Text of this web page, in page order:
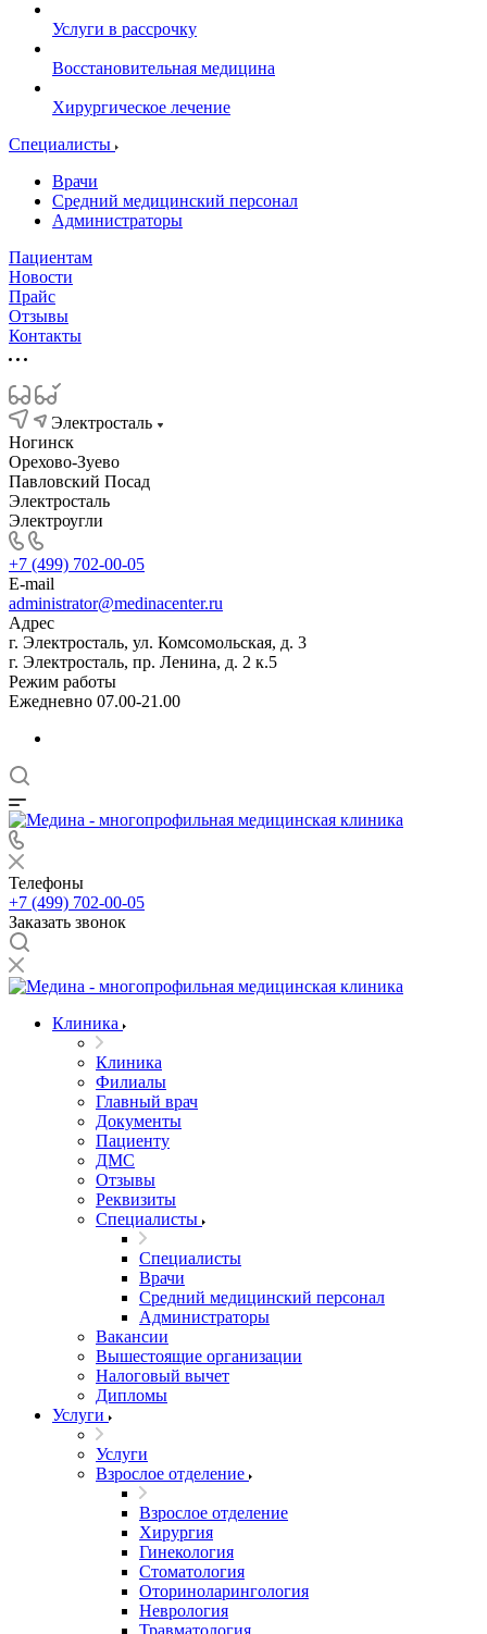
Услуги в рассрочку
Восстановительная медицина
Хирургическое лечение
Специалисты
Врачи
Средний медицинский персонал
Администраторы
Пациентам
Новости
Прайс
Отзывы
Контакты
Электросталь
Ногинск
Орехово-Зуево
Павловский Посад
Электросталь
Электроугли
+7 (499) 702-00-05
E-mail
administrator@medinacenter.ru
Адрес
г. Электросталь, ул. Комсомольская, д. 3
г. Электросталь, пр. Ленина, д. 2 к.5
Режим работы
Ежедневно 07.00-21.00
Телефоны
+7 (499) 702-00-05
Заказать звонок
Клиника
Клиника
Филиалы
Главный врач
Документы
Пациенту
ДМС
Отзывы
Реквизиты
Специалисты
Специалисты
Врачи
Средний медицинский персонал
Администраторы
Вакансии
Вышестоящие организации
Налоговый вычет
Дипломы
Услуги
Услуги
Взрослое отделение
Взрослое отделение
Хирургия
Гинекология
Стоматология
Оториноларингология
Неврология
Травматология